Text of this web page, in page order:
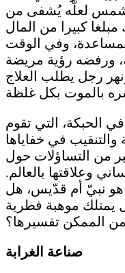
لعلّه يُشفى من
كبيرا من المال
وفي الوقت
ورفضه رؤية مريضة
رجل يطلب العلاج
الحبكة، التي تقوم
في خفاياها
من التساؤلات حول
وعلاقتها بالعالم.
نبيّ أم قدّيس، هل
يمتلك موهبة فطرية
الممكن تفسيرها؟
صناعة الغرابة